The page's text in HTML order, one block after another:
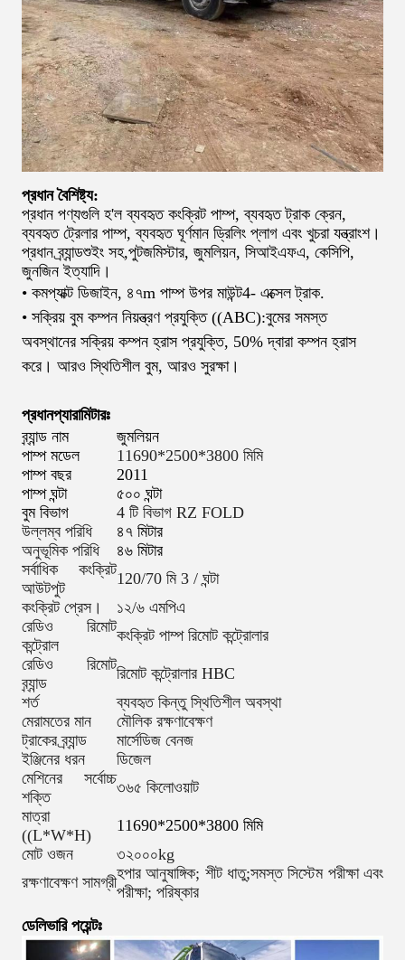
প্রধান বৈশিষ্ট্য:
প্রধান পণ্যগুলি হ'ল ব্যবহৃত কংক্রিট পাম্প, ব্যবহৃত ট্রাক ক্রেন,
ব্যবহৃত ট্রেলার পাম্প, ব্যবহৃত ঘূর্ণমান ড্রিলিং প্লাগ এবং খুচরা যন্ত্রাংশ।
প্রধান ব্র্যান্ডশুইং সহ,পুটজমিস্টার, জুমলিয়ন, সিআইএফএ, কেসিপি,
জুনজিন ইত্যাদি।
• কমপ্যাক্ট ডিজাইন, ৪৭m পাম্প উপর মাউন্ট4- এক্সেল ট্রাক.
• সক্রিয় বুম কম্পন নিয়ন্ত্রণ প্রযুক্তি ((ABC):বুমের সমস্ত
অবস্থানের সক্রিয় কম্পন হ্রাস প্রযুক্তি, 50% দ্বারা কম্পন হ্রাস
করে। আরও স্থিতিশীল বুম, আরও সুরক্ষা।
প্রধানপ্যারামিটারঃ
ব্র্যান্ড নাম
জুমলিয়ন
পাম্প মডেল
11690*2500*3800 মিমি
পাম্প বছর
2011
পাম্প ঘন্টা
৫০০ ঘন্টা
বুম বিভাগ
4 টি বিভাগ RZ FOLD
উল্লম্ব পরিধি
৪৭ মিটার
অনুভূমিক পরিধি
৪৬ মিটার
সর্বাধিক কংক্রিট
আউটপুট
120/70 মি 3 / ঘন্টা
কংক্রিট প্রেস।
১২/৬ এমপিএ
রেডিও রিমোট
কন্ট্রোল
কংক্রিট পাম্প রিমোট কন্ট্রোলার
রেডিও রিমোট
ব্র্যান্ড
রিমোট কন্ট্রোলার HBC
শর্ত
ব্যবহৃত কিন্তু স্থিতিশীল অবস্থা
মেরামতের মান
মৌলিক রক্ষণাবেক্ষণ
ট্রাকের ব্র্যান্ড
মার্সেডিজ বেনজ
ইঞ্জিনের ধরন
ডিজেল
মেশিনের সর্বোচ্চ
শক্তি
৩৬৫ কিলোওয়াট
মাত্রা
((L*W*H)
11690*2500*3800 মিমি
মোট ওজন
৩২০০০kg
রক্ষণাবেক্ষণ সামগ্রীহপার আনুষাঙ্গিক; শীট ধাতু;সমস্ত সিস্টেম পরীক্ষা এবং
পরীক্ষা; পরিষ্কার
ডেলিভারি পয়েন্টঃ